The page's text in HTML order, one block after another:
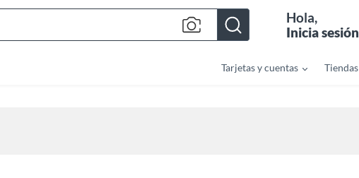
Bar
Hola,
Inicia sesión
Tarjetas y cuentas Tiendas